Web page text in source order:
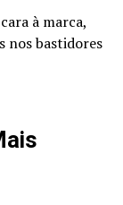
à marca,
nos bastidores